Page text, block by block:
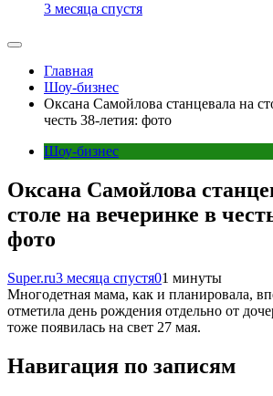
3 месяца спустя
Главная
Шоу-бизнес
Оксана Самойлова станцевала на
честь 38-летия: фото
Шоу-бизнес
Оксана Самойлова
столе на вечеринке в
фото
Super.ru3 месяца спустя01 минуты
Многодетная мама, как и планировала,
отметила день рождения отдельно от
тоже появилась на свет 27 мая.
Навигация по записям